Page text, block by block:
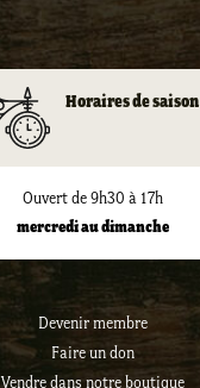
Horaires de saison
Ouvert de 9h30 à 17h
mercredi au dimanche
Devenir membre
Faire un don
Vendre dans notre boutique